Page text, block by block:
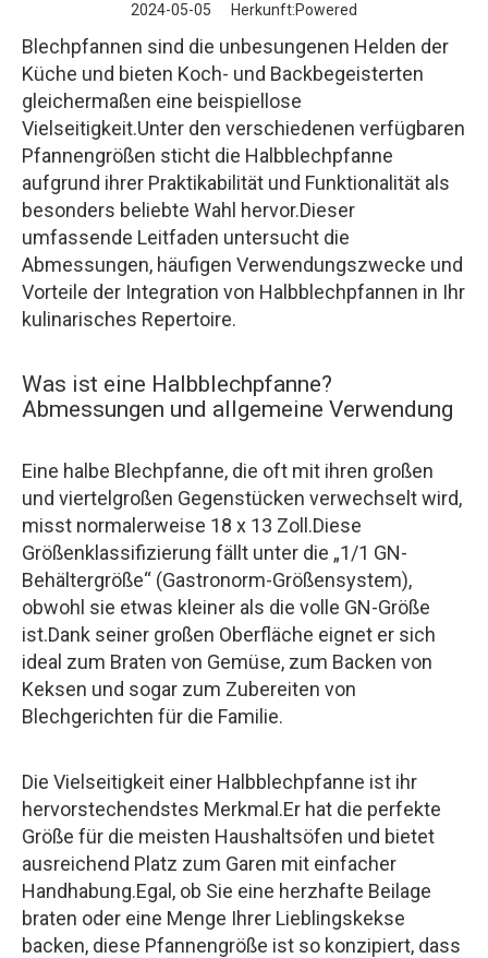
2024-05-05 Herkunft:Powered
Blechpfannen sind die unbesungenen Helden der
Küche und bieten Koch- und Backbegeisterten
gleichermaßen eine beispiellose
Vielseitigkeit.Unter den verschiedenen verfügbaren
Pfannengrößen sticht die Halbblechpfanne
aufgrund ihrer Praktikabilität und Funktionalität als
besonders beliebte Wahl hervor.Dieser
umfassende Leitfaden untersucht die
Abmessungen, häufigen Verwendungszwecke und
Vorteile der Integration von Halbblechpfannen in Ihr
kulinarisches Repertoire.
Was ist eine Halbblechpfanne?
Abmessungen und allgemeine Verwendung
Eine halbe Blechpfanne, die oft mit ihren großen
und viertelgroßen Gegenstücken verwechselt wird,
misst normalerweise 18 x 13 Zoll.Diese
Größenklassifizierung fällt unter die „1/1 GN-
Behältergröße“ (Gastronorm-Größensystem),
obwohl sie etwas kleiner als die volle GN-Größe
ist.Dank seiner großen Oberfläche eignet er sich
ideal zum Braten von Gemüse, zum Backen von
Keksen und sogar zum Zubereiten von
Blechgerichten für die Familie.
Die Vielseitigkeit einer Halbblechpfanne ist ihr
hervorstechendstes Merkmal.Er hat die perfekte
Größe für die meisten Haushaltsöfen und bietet
ausreichend Platz zum Garen mit einfacher
Handhabung.Egal, ob Sie eine herzhafte Beilage
braten oder eine Menge Ihrer Lieblingskekse
backen, diese Pfannengröße ist so konzipiert, dass